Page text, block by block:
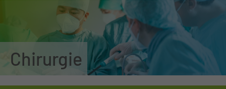
Chirurgie